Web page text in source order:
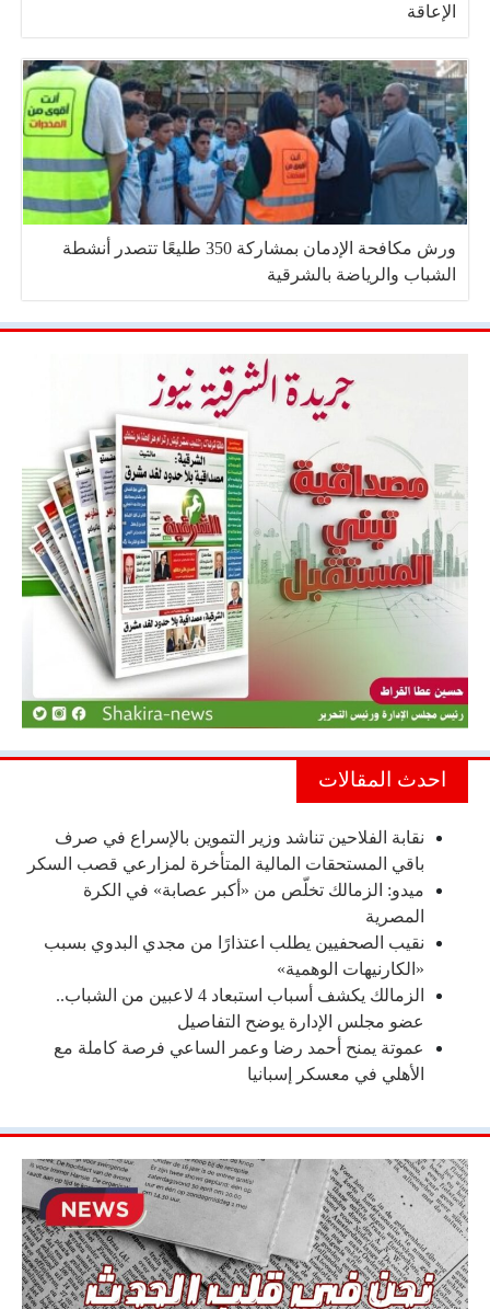
الإعاقة
ورش مكافحة الإدمان بمشاركة 350 طليعًا تتصدر أنشطة
الشباب والرياضة بالشرقية
احدث المقالات
نقابة الفلاحين تناشد وزير التموين بالإسراع في صرف
باقي المستحقات المالية المتأخرة لمزارعي قصب السكر
ميدو: الزمالك تخلّص من «أكبر عصابة» في الكرة
المصرية
نقيب الصحفيين يطلب اعتذارًا من مجدي البدوي بسبب
«الكارنيهات الوهمية»
الزمالك يكشف أسباب استبعاد 4 لاعبين من الشباب..
عضو مجلس الإدارة يوضح التفاصيل
عموتة يمنح أحمد رضا وعمر الساعي فرصة كاملة مع
الأهلي في معسكر إسبانيا